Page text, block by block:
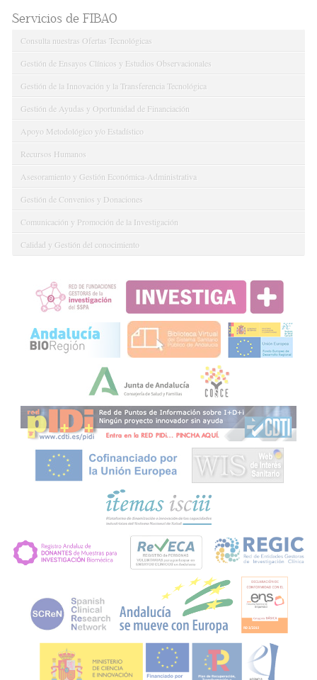
Servicios de FIBAO
Consulta nuestras Ofertas Tecnológicas
Gestión de Ensayos Clínicos y Estudios Observacionales
Gestión de la Innovación y la Transferencia Tecnológica
Gestión de Ayudas y Oportunidad de Financiación
Apoyo Metodológico y/o Estadístico
Recursos Humanos
Asesoramiento y Gestión Económica-Administrativa
Gestión de Convenios y Donaciones
Comunicación y Promoción de la Investigación
Calidad y Gestión del conocimiento